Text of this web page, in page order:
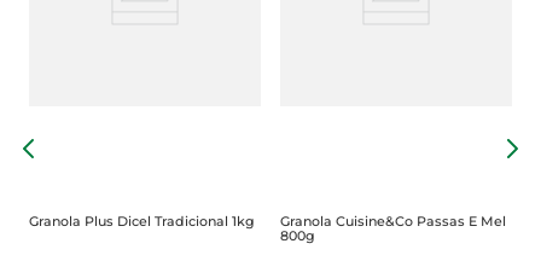
Granola Plus Dicel Tradicional 1kg
Granola Cuisine&Co Passas E Mel
800g